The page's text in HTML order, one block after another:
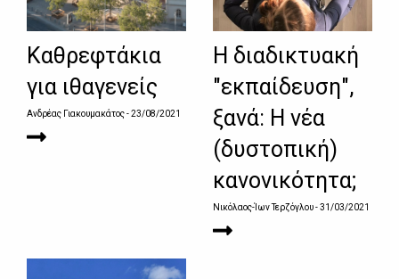
Καθρεφτάκια
για ιθαγενείς
Ανδρέας Γιακουμακάτος- 23/08/2021
Η διαδικτυακή
"εκπαίδευση",
ξανά: Η νέα
(δυστοπική)
κανονικότητα;
Νικόλαος-Ίων Τερζόγλου- 31/03/2021